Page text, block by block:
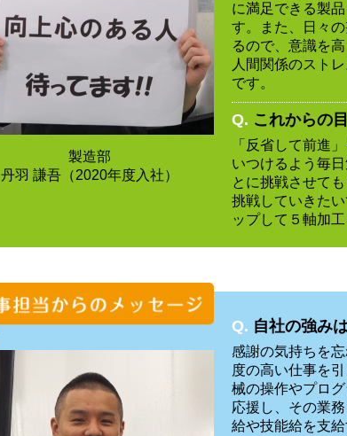
製造部
丹羽 謙吾（2020年度入社）
に満足できる製
す。また、日々
るので、意識を
人間関係のスト
です。
Q. これからの
「反省して前進
いつけるよう毎
とに挑戦させて
挑戦していきた
ップして５軸加
Q. 自社の強み
感謝の気持ちを
度の高い仕事を
械の操作やプロ
応援し、その業
給や技能給を支